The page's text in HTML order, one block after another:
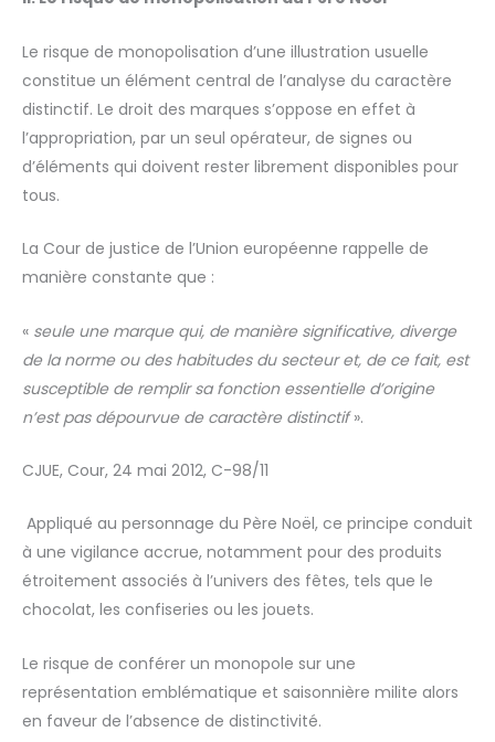
Le risque de monopolisation d’une illustration usuelle
constitue un élément central de l’analyse du caractère
distinctif. Le droit des marques s’oppose en effet à
l’appropriation, par un seul opérateur, de signes ou
d’éléments qui doivent rester librement disponibles pour
tous.
La Cour de justice de l’Union européenne rappelle de
manière constante que :
« seule une marque qui, de manière significative, diverge
de la norme ou des habitudes du secteur et, de ce fait, est
susceptible de remplir sa fonction essentielle d’origine
n’est pas dépourvue de caractère distinctif».
CJUE, Cour, 24 mai 2012, C-98/11
Appliqué au personnage du Père Noël, ce principe conduit
à une vigilance accrue, notamment pour des produits
étroitement associés à l’univers des fêtes, tels que le
chocolat, les confiseries ou les jouets.
Le risque de conférer un monopole sur une
représentation emblématique et saisonnière milite alors
en faveur de l’absence de distinctivité.